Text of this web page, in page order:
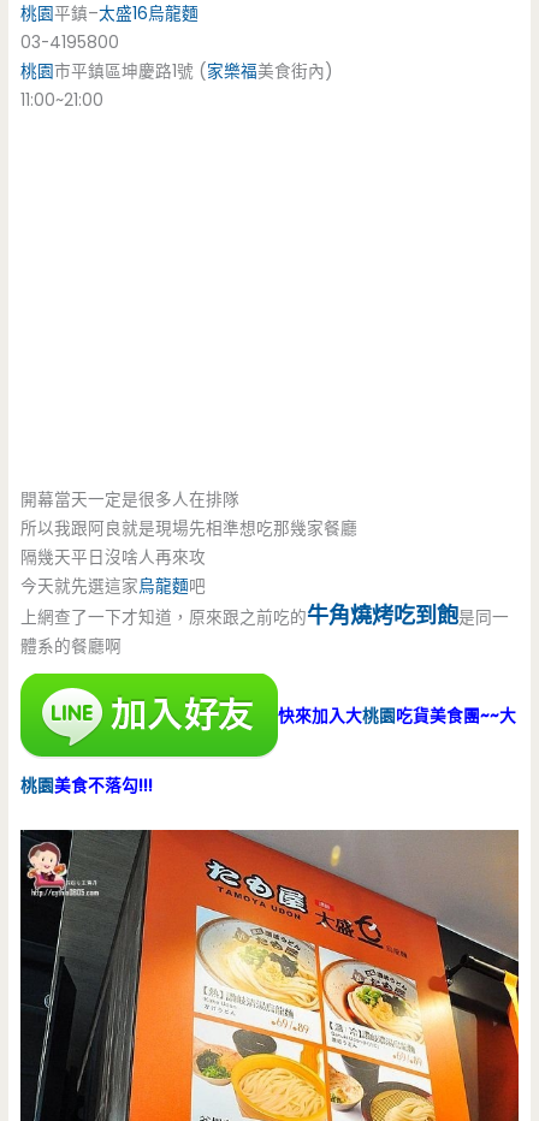
桃園平鎮–太盛16烏龍麵
03-4195800
桃園市平鎮區坤慶路1號 (家樂福美食街內)
11:00~21:00
開幕當天一定是很多人在排隊
所以我跟阿良就是現場先相準想吃那幾家餐廳
隔幾天平日沒啥人再來攻
今天就先選這家烏龍麵吧
上網查了一下才知道，原來跟之前吃的牛角燒烤吃到飽是同一
體系的餐廳啊
快來加入大桃園吃貨美食團~~大
桃園美食不落勾!!!